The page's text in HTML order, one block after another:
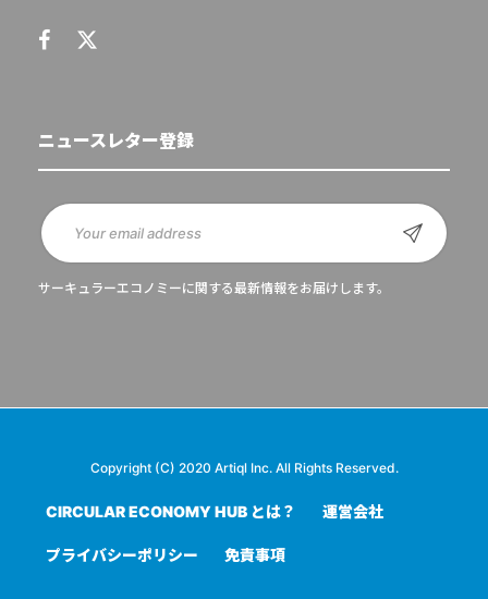
ニュースレター登録
サーキュラーエコノミーに関する最新情報をお届けします。
Copyright (C) 2020 Artiql Inc. All Rights Reserved.
CIRCULAR ECONOMY HUB とは？ 運営会社
プライバシーポリシー 免責事項